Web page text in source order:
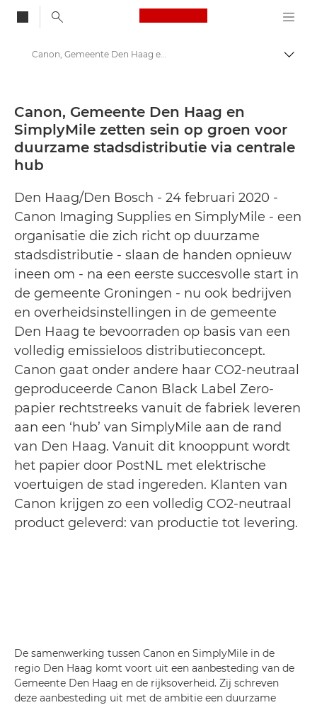
Canon Logo, back
Press Centre
Persberichten - Canon Press Centre
Canon, Gemeente Den Haag en SimplyMile zetten sein op groen voor duurzame stadsdistributie via centrale hub - Canon Press Centre
Canon, Gemeente Den Haag en
SimplyMile zetten sein op groen voor
duurzame stadsdistributie via centrale
hub
Den Haag/Den Bosch - 24 februari 2020 -
Canon Imaging Supplies en SimplyMile - een
organisatie die zich richt op duurzame
stadsdistributie - slaan de handen opnieuw
ineen om - na een eerste succesvolle start in
de gemeente Groningen - nu ook bedrijven
en overheidsinstellingen in de gemeente
Den Haag te bevoorraden op basis van een
volledig emissieloos distributieconcept.
Canon gaat onder andere haar CO2-neutraal
geproduceerde Canon Black Label Zero-
papier rechtstreeks vanuit de fabriek leveren
aan een ‘hub’ van SimplyMile aan de rand
van Den Haag. Vanuit dit knooppunt wordt
het papier door PostNL met elektrische
voertuigen de stad ingereden. Klanten van
Canon krijgen zo een volledig CO2-neutraal
product geleverd: van productie tot levering.
De samenwerking tussen Canon en SimplyMile in de
regio Den Haag komt voort uit een aanbesteding van de
Gemeente Den Haag en de rijksoverheid. Zij schreven
deze aanbesteding uit met de ambitie een duurzame